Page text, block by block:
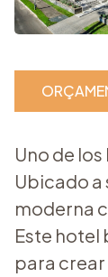
Uno de
Ubicado a
moderna
Este hotel
para